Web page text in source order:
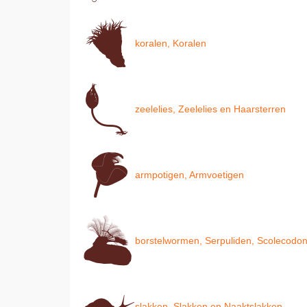
koralen, Koralen
zeelelies, Zeelelies en Haarsterren
armpotigen, Armvoetigen
borstelwormen, Serpuliden,